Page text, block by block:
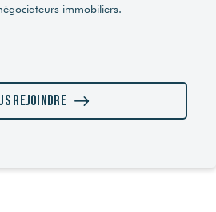
immobiliers.
rejoindre